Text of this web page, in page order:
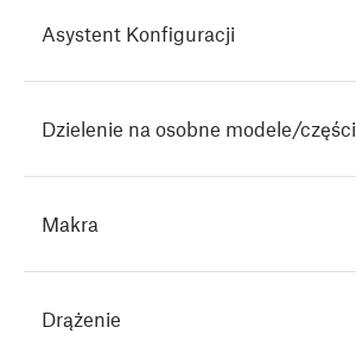
Asystent Konfiguracji
Dzielenie na osobne modele/części
Makra
Drążenie